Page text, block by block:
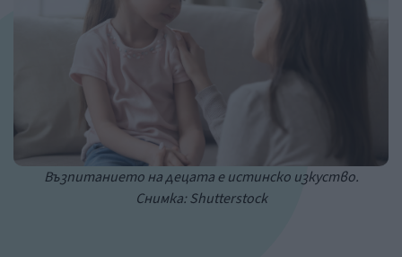
Възпитанието на децата е истинско изкуство.
Снимка: Shutterstock